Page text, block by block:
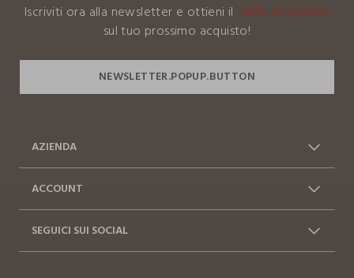
Iscriviti ora alla newsletter e ottieni il -10% di sconto
sul tuo prossimo acquisto!
AZIENDA
Resi e cambi Dichiarazione accessibilità
ACCOUNT
SEGUICI SUI SOCIAL